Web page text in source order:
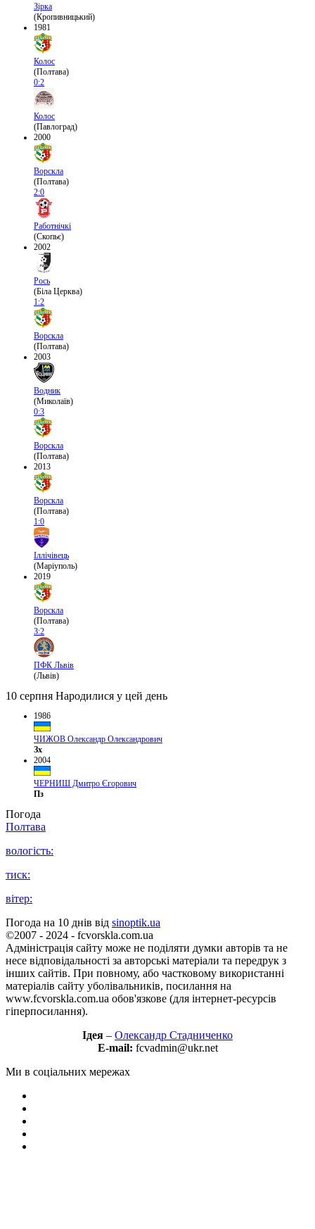
Зірка
(Кропивницький)
1981
Колос
(Полтава)
0:2
Колос
(Павлоград)
2000
Ворскла
(Полтава)
2:0
Работнічкі
(Скопьє)
2002
Рось
(Біла Церква)
1:2
Ворскла
(Полтава)
2003
Водник
(Миколаїв)
0:3
Ворскла
(Полтава)
2013
Ворскла
(Полтава)
1:0
Іллічівець
(Маріуполь)
2019
Ворскла
(Полтава)
3:2
ПФК Львів
(Львів)
10 серпня Народилися у цей день
1986
ЧИЖОВ Олександр Олександрович
Зх
2004
ЧЕРНИШ Дмитро Єгорович
Пз
Погода
Полтава
вологість:
тиск:
вітер:
Погода на 10 днів від sinoptik.ua
©2007 - 2024 - fcvorskla.com.ua
Адміністрація сайту може не поділяти думки авторів та не
несе відповідальності за авторські матеріали та передрук з
інших сайтів. При повному, або частковому використанні
матеріалів сайту уболівальників, посилання на
www.fcvorskla.com.ua обов'язкове (для інтернет-ресурсів
гіперпосилання).
Ідея – Олександр Стадниченко
E-mail: fcvadmin@ukr.net
Ми в соціальних мережах